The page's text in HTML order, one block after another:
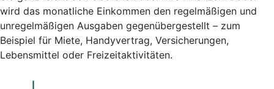
wird das monatliche Einkommen den regelmäßigen und
unregelmäßigen Ausgaben gegenübergestellt – zum
Beispiel für Miete, Handyvertrag, Versicherungen,
Lebensmittel oder Freizeitaktivitäten.